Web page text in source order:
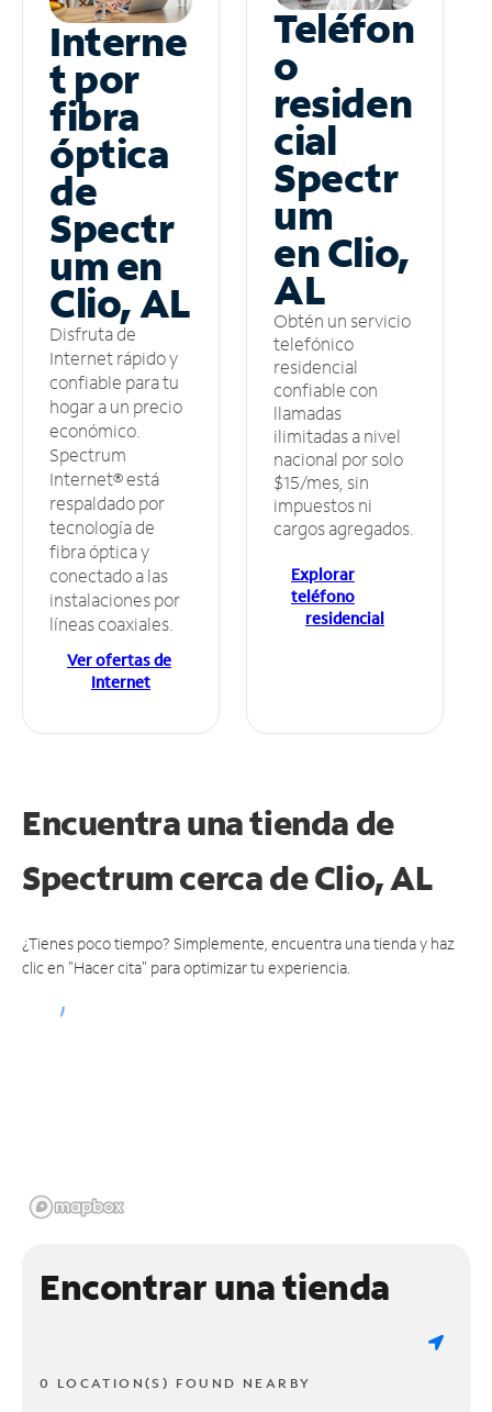
Interne
t por
fibra
óptica
de
Spectr
um en
Clio, AL
Disfruta de
Internet rápido y
confiable para tu
hogar a un precio
económico.
Spectrum
Internet® está
respaldado por
tecnología de
fibra óptica y
conectado a las
instalaciones por
líneas coaxiales.
Ver ofertas de
Internet
Teléfon
o
residen
cial
Spectr
um
en Clio,
AL
Obtén un servicio
telefónico
residencial
confiable con
llamadas
ilimitadas a nivel
nacional por solo
$15/mes, sin
impuestos ni
cargos agregados.
Explorar
teléfono
residencial
Encuentra una tienda de
Spectrumcerca de Clio, AL
¿Tienes poco tiempo? Simplemente, encuentra una tienda y haz
clic en "Hacer cita" para optimizar tu experiencia.
Encontrar una tienda
0 LOCATION(S) FOUND NEARBY